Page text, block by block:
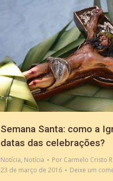
Semana Santa: como a
datas das celebrações?
Notícia, Notícia Por Carmelo Cristo
23 de março de 2016
Deixe um